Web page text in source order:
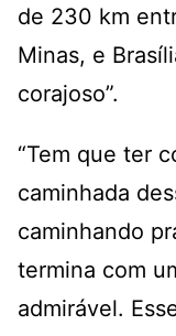
de 230 km
Minas, e
corajoso”.
“Tem que ter
caminhada
caminhando
termina com
admirável.